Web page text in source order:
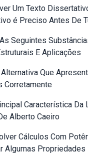
Um Texto
é Preciso Antes De
Seguintes
E Aplicações
Que
Corretamente
Característica Da
Alberto Caeiro
Cálculos Com
Algumas Propriedades